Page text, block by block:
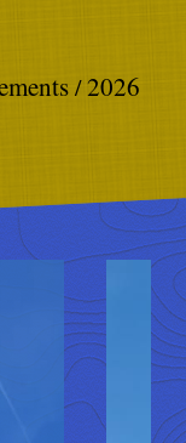
/2026